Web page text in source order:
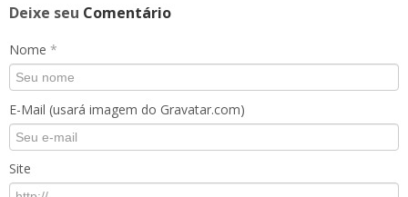
Deixe seu Comentário
Nome *
E-Mail (usará imagem do Gravatar.com)
Site